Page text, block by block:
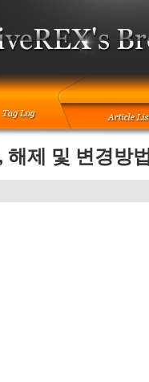
제 및 변경방법